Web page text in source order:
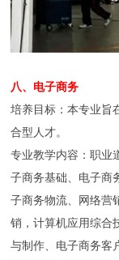
八、电子商务
培养目标：本专业旨
合型人才。
专业教学内容：职业
子商务基础、电子商
子商务物流、网络营
销，计算机应用综合
与制作、电子商务客